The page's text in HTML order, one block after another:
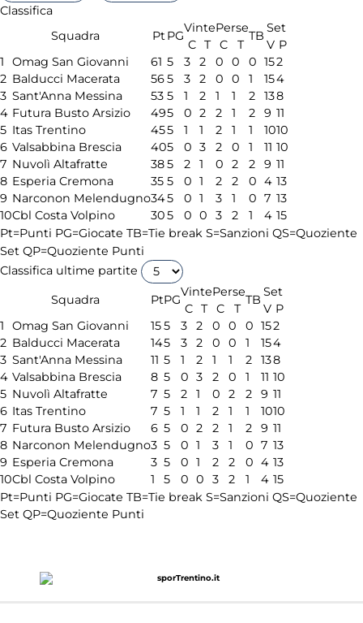
Classifica
Squadra
PtPG
VintePerse
TB
Set
C T C T V P
1
Omag San Giovanni 61 5 3 2 0 0 0 152
2 Balducci Macerata 565 3 2 0 0 1 154
3 Sant'Anna Messina 53 5 1 2 1 1 2 138
4 Futura Busto Arsizio 495 0 2 2 1 2 9 11
5 Itas Trentino 455 1 1 2 1 1 1010
6 Valsabbina Brescia 405 0 3 2 0 1 11 10
7 Nuvolì Altafratte 385 2 1 0 2 2 9 11
8 Esperia Cremona 35 5 0 1 2 2 0 4 13
9 Narconon Melendugno345 0 1 3 1 0 7 13
10Cbl Costa Volpino 305 0 0 3 2 1 4 15
Pt=Punti PG=Giocate TB=Tie break S=Sanzioni QS=Quoziente
Set QP=Quoziente Punti
Classifica ultime partite
Squadra
PtPG
VintePerse
TB
Set
C T C T V P
1
Omag San Giovanni 155 3 2 0 0 0 152
2 Balducci Macerata 145 3 2 0 0 1 154
3 Sant'Anna Messina 11 5 1 2 1 1 2 138
4 Valsabbina Brescia 8 5 0 3 2 0 1 11 10
5 Nuvolì Altafratte 7 5 2 1 0 2 2 9 11
6 Itas Trentino 7 5 1 1 2 1 1 1010
7 Futura Busto Arsizio 6 5 0 2 2 1 2 9 11
8 Narconon Melendugno3 5 0 1 3 1 0 7 13
9 Esperia Cremona 3 5 0 1 2 2 0 4 13
10Cbl Costa Volpino 1 5 0 0 3 2 1 4 15
Pt=Punti PG=Giocate TB=Tie break S=Sanzioni QS=Quoziente
Set QP=Quoziente Punti